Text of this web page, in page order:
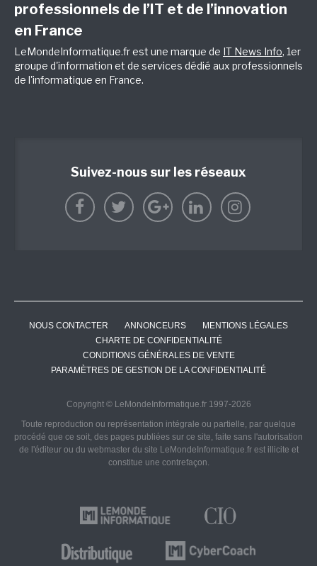
professionnels de l’IT et de l’innovation
en France
LeMondeInformatique.fr est une marque de IT News Info, 1er
groupe d'information et de services dédié aux professionnels
de l'informatique en France.
Suivez-nous sur les réseaux
NOUS CONTACTER ANNONCEURS
MENTIONS LÉGALES
CHARTE DE CONFIDENTIALITÉ
CONDITIONS GÉNÉRALES DE VENTE
PARAMÈTRES DE GESTION DE LA CONFIDENTIALITÉ
Copyright © LeMondeInformatique.fr 1997-2026
Toute reproduction ou représentation intégrale ou partielle, par quelque
procédé que ce soit, des pages publiées sur ce site, faite sans l'autorisation
de l'éditeur ou du webmaster du site LeMondeInformatique.fr est illicite et
constitue une contrefaçon.